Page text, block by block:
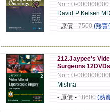
No：0-
David P Kelsen
- 原價 - 7500 (熱賣
212.Jaypee's
Surgeons
No：0-
Mishra
- 原價 - 18600 (熱